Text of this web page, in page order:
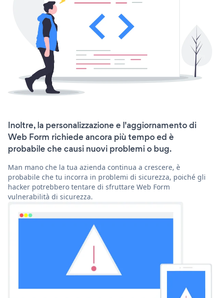
Inoltre, la personalizzazione e l'aggiornamento di
Web Form richiede ancora più tempo ed è
probabile che causi nuovi problemi o bug.
Man mano che la tua azienda continua a crescere, è
probabile che tu incorra in problemi di sicurezza, poiché gli
hacker potrebbero tentare di sfruttare Web Form
vulnerabilità di sicurezza.